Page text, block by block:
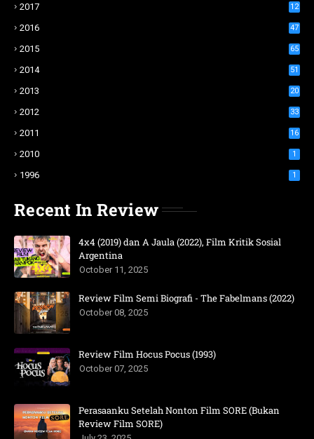
2017 12
2016 47
2015 65
2014 51
2013 20
2012 33
2011 16
2010 1
1996 1
Recent In Review
4x4 (2019) dan A Jaula (2022), Film Kritik Sosial
Argentina
October 11, 2025
Review Film Semi Biografi - The Fabelmans (2022)
October 08, 2025
Review Film Hocus Pocus (1993)
October 07, 2025
Perasaanku Setelah Nonton Film SORE (Bukan
Review Film SORE)